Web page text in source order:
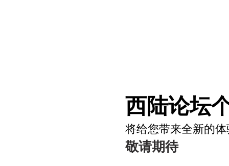
西陆论坛
将给您带来全新的体
敬请期待